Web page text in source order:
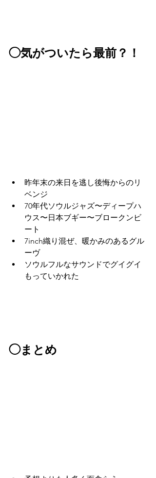
◯気がついたら最前？！
昨年末の来日を逃し後悔からのリ
ベンジ
70年代ソウルジャズ〜ディープハ
ウス〜日本ブギー〜ブロークンビ
ート
7inch織り混ぜ、暖かみのあるグル
ーヴ
ソウルフルなサウンドでグイグイ
もっていかれた
◯まとめ